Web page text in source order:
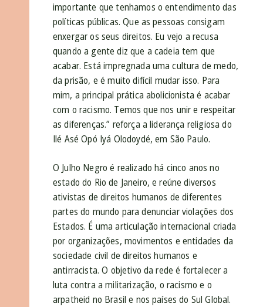
importante que tenhamos o entendimento das
políticas públicas. Que as pessoas consigam
enxergar os seus direitos. Eu vejo a recusa
quando a gente diz que a cadeia tem que
acabar. Está impregnada uma cultura de medo,
da prisão, e é muito difícil mudar isso. Para
mim, a principal prática abolicionista é acabar
com o racismo. Temos que nos unir e respeitar
as diferenças.” reforça a liderança religiosa do
Ilé Asé Opó Iyá Olodoydé, em São Paulo.
O Julho Negro é realizado há cinco anos no
estado do Rio de Janeiro, e reúne diversos
ativistas de direitos humanos de diferentes
partes do mundo para denunciar violações dos
Estados. É uma articulação internacional criada
por organizações, movimentos e entidades da
sociedade civil de direitos humanos e
antirracista. O objetivo da rede é fortalecer a
luta contra a militarização, o racismo e o
arpatheid no Brasil e nos países do Sul Global.